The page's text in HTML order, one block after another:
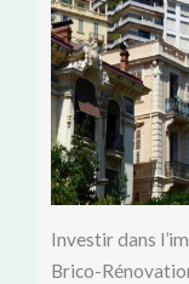
Investir dans
Brico-